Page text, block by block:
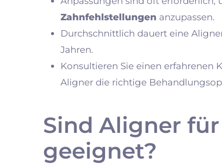
Zahnfehlstellungen anzupassen.
Durchschnittlich dauert eine
Jahren.
Konsultieren Sie einen erfahrenen
Aligner die richtige
Sind Aligner
geeignet?